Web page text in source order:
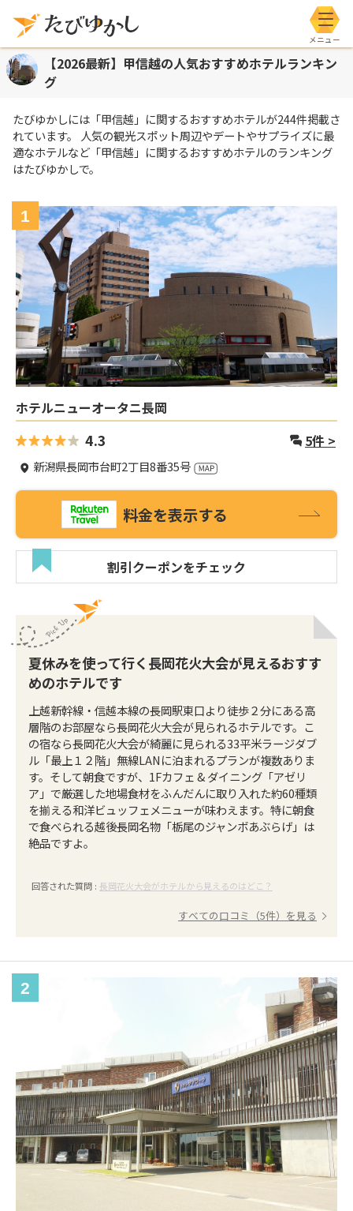
メニ
【2026最新】甲信越の人気おすすめホテルランキン
グ
たびゆかしには 「甲信越」 に関するおすすめホテルが244件掲載さ
れています。 人気の観光スポット周辺やデートやサプライズに最
適なホテルなど 「甲信越」 に関するおすすめホテルのランキング
はたびゆかしで。
1
ホテルニューオータニ長岡
4.3 5件 >
新潟県長岡市台町2丁目8番35号
料金を表示する
割引クーポンをチェック
夏休みを使って行く長岡花火大会が見えるおすす
めのホテルです
上越新幹線・信越本線の長岡駅東口より徒歩２分にある高
層階のお部屋なら長岡花火大会が見られるホテルです。こ
の宿なら長岡花火大会が綺麗に見られる33平米ラージダブ
ル「最上１２階」無線LANに泊まれるプランが複数ありま
す。そして朝食ですが、1Fカフェ & ダイニング「アゼリ
ア」で厳選した地場食材をふんだんに取り入れた約60種類
を揃える和洋ビュッフェメニューが味わえます。特に朝食
で食べられる越後長岡名物「栃尾のジャンボあぶらげ」は
絶品ですよ。
回答された質問 : 長岡花火大会がホテルから見えるのはどこ？
すべての口コミ（5件）を見る
2